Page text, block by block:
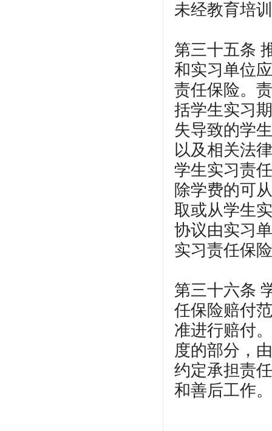
未经教育培
第三十五条
和实习单位
责任保险。
括学生实习
失导致的学
以及相关法
学生实习责
除学费的可
取或从学生
协议由实习
实习责任保
第三十六条
任保险赔付
准进行赔付
度的部分，
约定承担责
和善后工作。